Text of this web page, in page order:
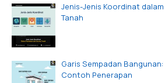
Jenis-Jenis Koordinat
Tanah
Garis Sempadan
Contoh Penerapan